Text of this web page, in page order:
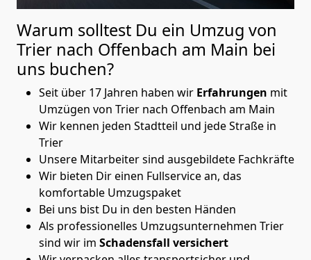
Warum solltest Du ein Umzug von
Trier nach Offenbach am Main bei
uns buchen?
Seit über 17 Jahren haben wir Erfahrungen mit
Umzügen von Trier nach Offenbach am Main
Wir kennen jeden Stadtteil und jede Straße in
Trier
Unsere Mitarbeiter sind ausgebildete Fachkräfte
Wir bieten Dir einen Fullservice an, das
komfortable Umzugspaket
Bei uns bist Du in den besten Händen
Als professionelles Umzugsunternehmen Trier
sind wir im Schadensfall versichert